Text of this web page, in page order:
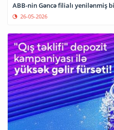
ABB-nin Gəncə filialı yenilənmiş
26-05-2026